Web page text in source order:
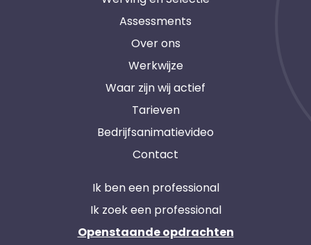
Assessments
Over ons
Werkwijze
Waar zijn wij actief
Tarieven
Bedrijfsanimatievideo
Contact
Ik ben een professional
Ik zoek een professional
Openstaande opdrachten